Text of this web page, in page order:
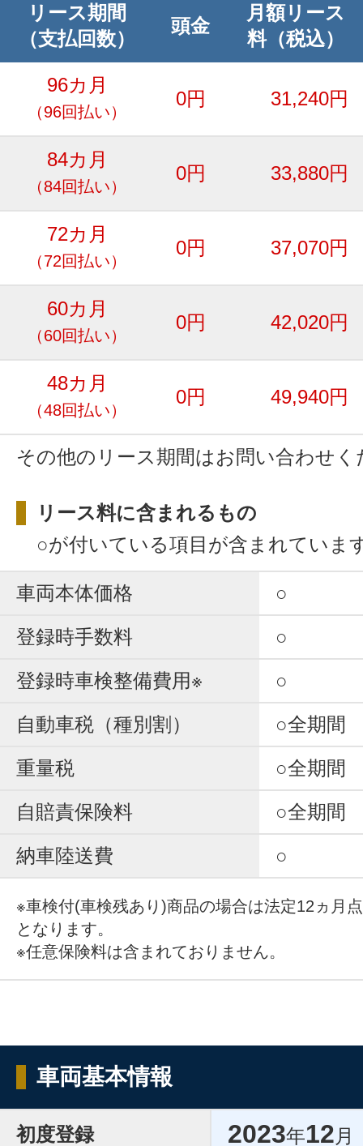
リース期間
（支払回数）
頭金
月額リース
料（税込）
96カ月
（96回払い）
0円 31,240円
84カ月
（84回払い）
0円 33,880円
72カ月
（72回払い）
0円 37,070円
60カ月
（60回払い）
0円 42,020円
48カ月
（48回払い）
0円 49,940円
その他のリース期間はお問い合わせく
リース料に含まれるもの
○が付いている項目が含まれていま
車両本体価格
○
登録時手数料
○
登録時車検整備費用※
○
自動車税（種別割）
○全期間
重量税
○全期間
自賠責保険料
○全期間
納車陸送費
○
※車検付(車検残あり)商品の場合は法定12ヵ月
となります。
※任意保険料は含まれておりません。
車両基本情報
初度登録 2023年12 月